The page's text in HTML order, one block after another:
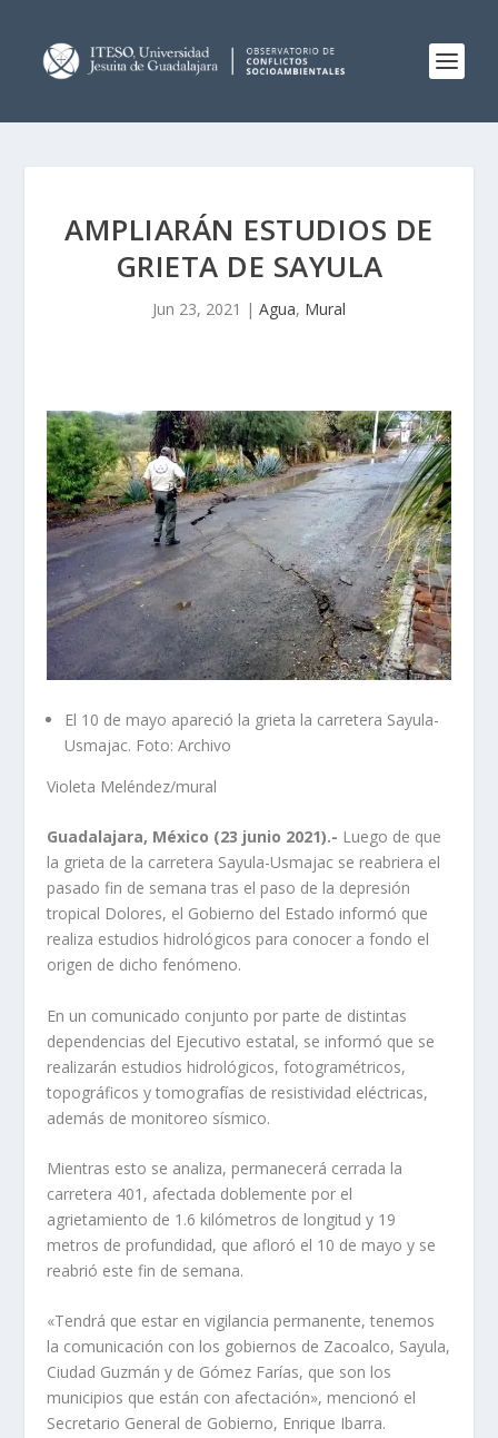
AMPLIARÁN ESTUDIOS DE
GRIETA DE SAYULA
Jun 23, 2021 | Agua, Mural
El 10 de mayo apareció la grieta la carretera Sayula-
Usmajac. Foto: Archivo
Violeta Meléndez/mural
Guadalajara, México (23 junio 2021).- Luego de que
la grieta de la carretera Sayula-Usmajac se reabriera el
pasado fin de semana tras el paso de la depresión
tropical Dolores, el Gobierno del Estado informó que
realiza estudios hidrológicos para conocer a fondo el
origen de dicho fenómeno.
En un comunicado conjunto por parte de distintas
dependencias del Ejecutivo estatal, se informó que se
realizarán estudios hidrológicos, fotogramétricos,
topográficos y tomografías de resistividad eléctricas,
además de monitoreo sísmico.
Mientras esto se analiza, permanecerá cerrada la
carretera 401, afectada doblemente por el
agrietamiento de 1.6 kilómetros de longitud y 19
metros de profundidad, que afloró el 10 de mayo y se
reabrió este fin de semana.
«Tendrá que estar en vigilancia permanente, tenemos
la comunicación con los gobiernos de Zacoalco, Sayula,
Ciudad Guzmán y de Gómez Farías, que son los
municipios que están con afectación», mencionó el
Secretario General de Gobierno, Enrique Ibarra.